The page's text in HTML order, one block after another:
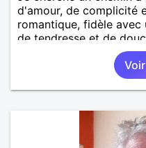
d'amour, de complicité
romantique, fidèle avec
de tendresse et de